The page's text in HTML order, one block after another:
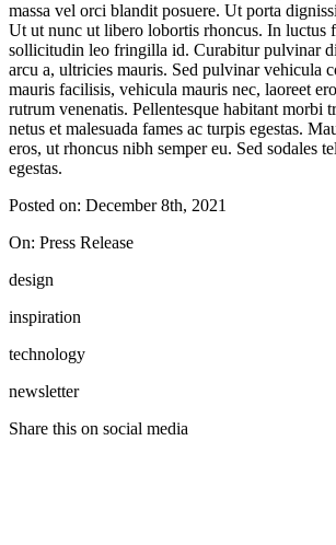
massa vel orci blandit posuere. Ut porta
Ut ut nunc ut libero lobortis rhoncus. In luctus
sollicitudin leo fringilla id. Curabitur pulvinar
arcu a, ultricies mauris. Sed pulvinar vehicula
mauris facilisis, vehicula mauris nec, laoreet
rutrum venenatis. Pellentesque habitant morbi
netus et malesuada fames ac turpis egestas.
eros, ut rhoncus nibh semper eu. Sed sodales
egestas.
Posted on: December 8th, 2021
On: Press Release
design
inspiration
technology
newsletter
Share this on social media